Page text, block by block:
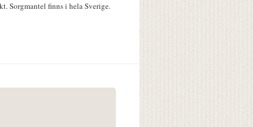
Sorgmantel finns i hela Sverige.